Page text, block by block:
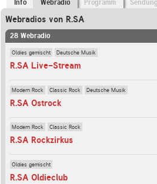
Info Webradio Programm
Webradios von R.SA
28 Webradio
Oldies gemischt Deutsche Musik
R.SA Live-Stream
Modern Rock Classic Rock Deutsche Musik
R.SA Ostrock
Modern Rock Classic Rock
R.SA Rockzirkus
Oldies gemischt
R.SA Oldieclub